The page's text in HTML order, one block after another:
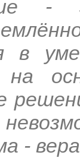
-
в
на
-